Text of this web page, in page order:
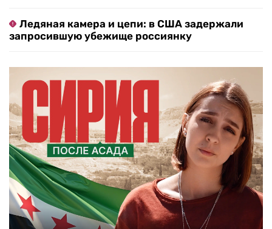
Ледяная камера и цепи: в США задержали
запросившую убежище россиянку